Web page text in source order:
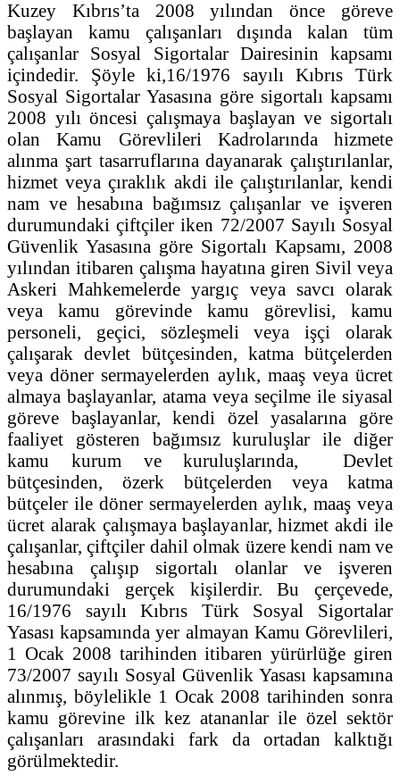
Kuzey Kıbrıs’ta 2008 yılından önce göreve
başlayan kamu çalışanları dışında kalan tüm
çalışanlar Sosyal Sigortalar Dairesinin kapsamı
içindedir. Şöyle ki,16/1976 sayılı Kıbrıs Türk
Sosyal Sigortalar Yasasına göre sigortalı kapsamı
2008 yılı öncesi çalışmaya başlayan ve sigortalı
olan Kamu Görevlileri Kadrolarında hizmete
alınma şart tasarruflarına dayanarak çalıştırılanlar,
hizmet veya çıraklık akdi ile çalıştırılanlar, kendi
nam ve hesabına bağımsız çalışanlar ve işveren
durumundaki çiftçiler iken 72/2007 Sayılı Sosyal
Güvenlik Yasasına göre Sigortalı Kapsamı, 2008
yılından itibaren çalışma hayatına giren Sivil veya
Askeri Mahkemelerde yargıç veya savcı olarak
veya kamu görevinde kamu görevlisi, kamu
personeli, geçici, sözleşmeli veya işçi olarak
çalışarak devlet bütçesinden, katma bütçelerden
veya döner sermayelerden aylık, maaş veya ücret
almaya başlayanlar, atama veya seçilme ile siyasal
göreve başlayanlar, kendi özel yasalarına göre
faaliyet gösteren bağımsız kuruluşlar ile diğer
kamu kurum ve kuruluşlarında, Devlet
bütçesinden, özerk bütçelerden veya katma
bütçeler ile döner sermayelerden aylık, maaş veya
ücret alarak çalışmaya başlayanlar, hizmet akdi ile
çalışanlar, çiftçiler dahil olmak üzere kendi nam ve
hesabına çalışıp sigortalı olanlar ve işveren
durumundaki gerçek kişilerdir. Bu çerçevede,
16/1976 sayılı Kıbrıs Türk Sosyal Sigortalar
Yasası kapsamında yer almayan Kamu Görevlileri,
1 Ocak 2008 tarihinden itibaren yürürlüğe giren
73/2007 sayılı Sosyal Güvenlik Yasası kapsamına
alınmış, böylelikle 1 Ocak 2008 tarihinden sonra
kamu görevine ilk kez atananlar ile özel sektör
çalışanları arasındaki fark da ortadan kalktığı
görülmektedir.